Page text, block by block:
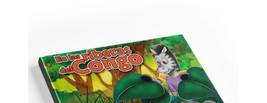
hasta
$16.75
SELECCIONAR OPCIONES
/
DETAILS